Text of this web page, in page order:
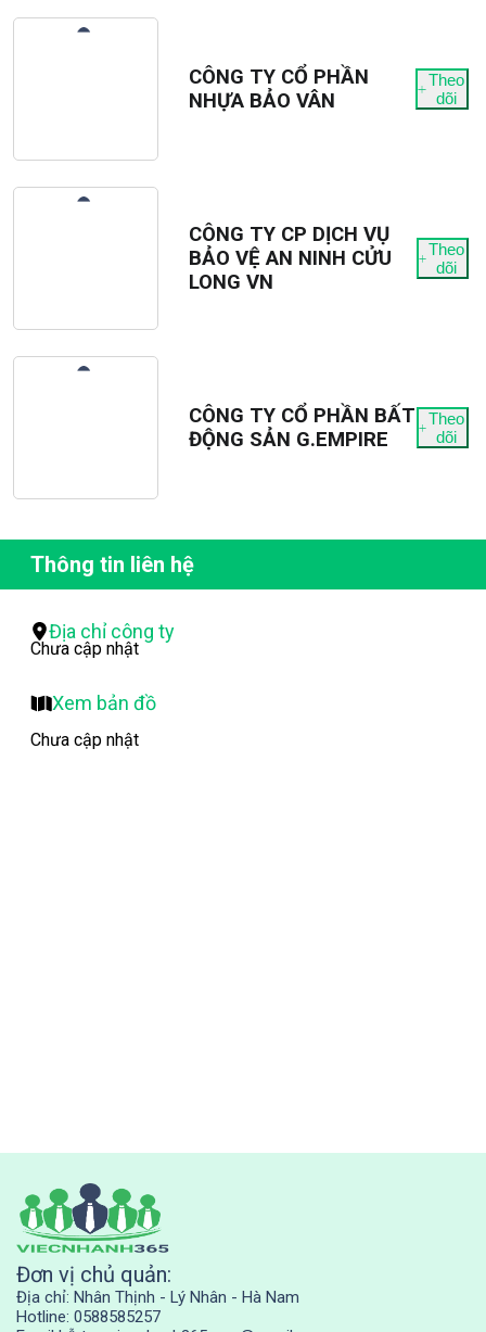
CÔNG TY CỔ PHẦN
NHỰA BẢO VÂN
Theo
dõi
CÔNG TY CP DỊCH VỤ
BẢO VỆ AN NINH CỬU
LONG VN
Theo
dõi
CÔNG TY CỔ PHẦN BẤT
ĐỘNG SẢN G.EMPIRE
Theo
dõi
Thông tin liên hệ
Địa chỉ công ty
Chưa cập nhật
Xem bản đồ
Chưa cập nhật
Đơn vị chủ quản:
Địa chỉ: Nhân Thịnh - Lý Nhân - Hà Nam
Hotline: 0588585257